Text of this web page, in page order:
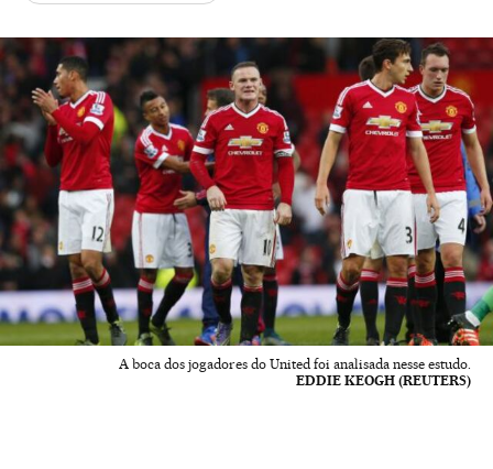
A boca dos jogadores do United foi analisada nesse estudo.
EDDIE KEOGH (REUTERS)